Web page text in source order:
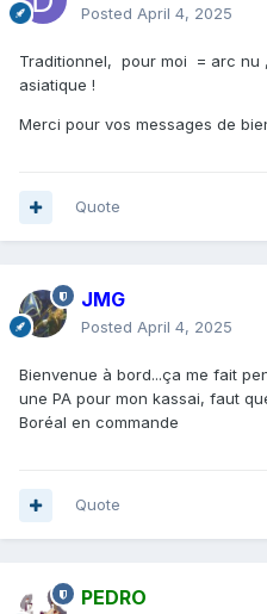
Posted April 4, 2025
Traditionnel, pour moi = arc nu
asiatique !
Merci pour vos messages de
Quote
JMG
Posted April 4, 2025
Bienvenue à bord...ça me fait
une PA pour mon kassai, faut
Boréal en commande
Quote
PEDRO